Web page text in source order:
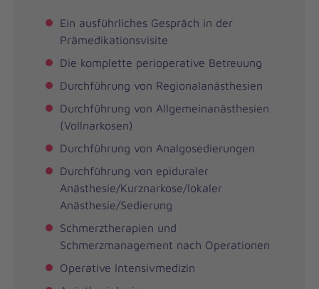
Ein ausführliches Gespräch in der
Prämedikationsvisite
Die komplette perioperative Betreuung
Durchführung von Regionalanästhesien
Durchführung von Allgemeinanästhesien
(Vollnarkosen)
Durchführung von Analgosedierungen
Durchführung von epiduraler
Anästhesie/Kurznarkose/lokaler
Anästhesie/Sedierung
Schmerztherapien und
Schmerzmanagement nach Operationen
Operative Intensivmedizin